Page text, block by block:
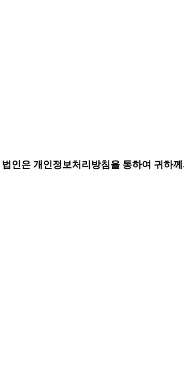
법인은 개인정보처리방침을 통하여 귀하